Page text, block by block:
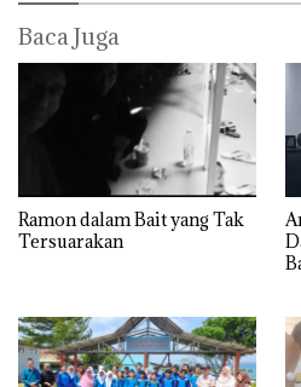
Baca Juga
Ramon dalam Bait yang Tak
Tersuarakan